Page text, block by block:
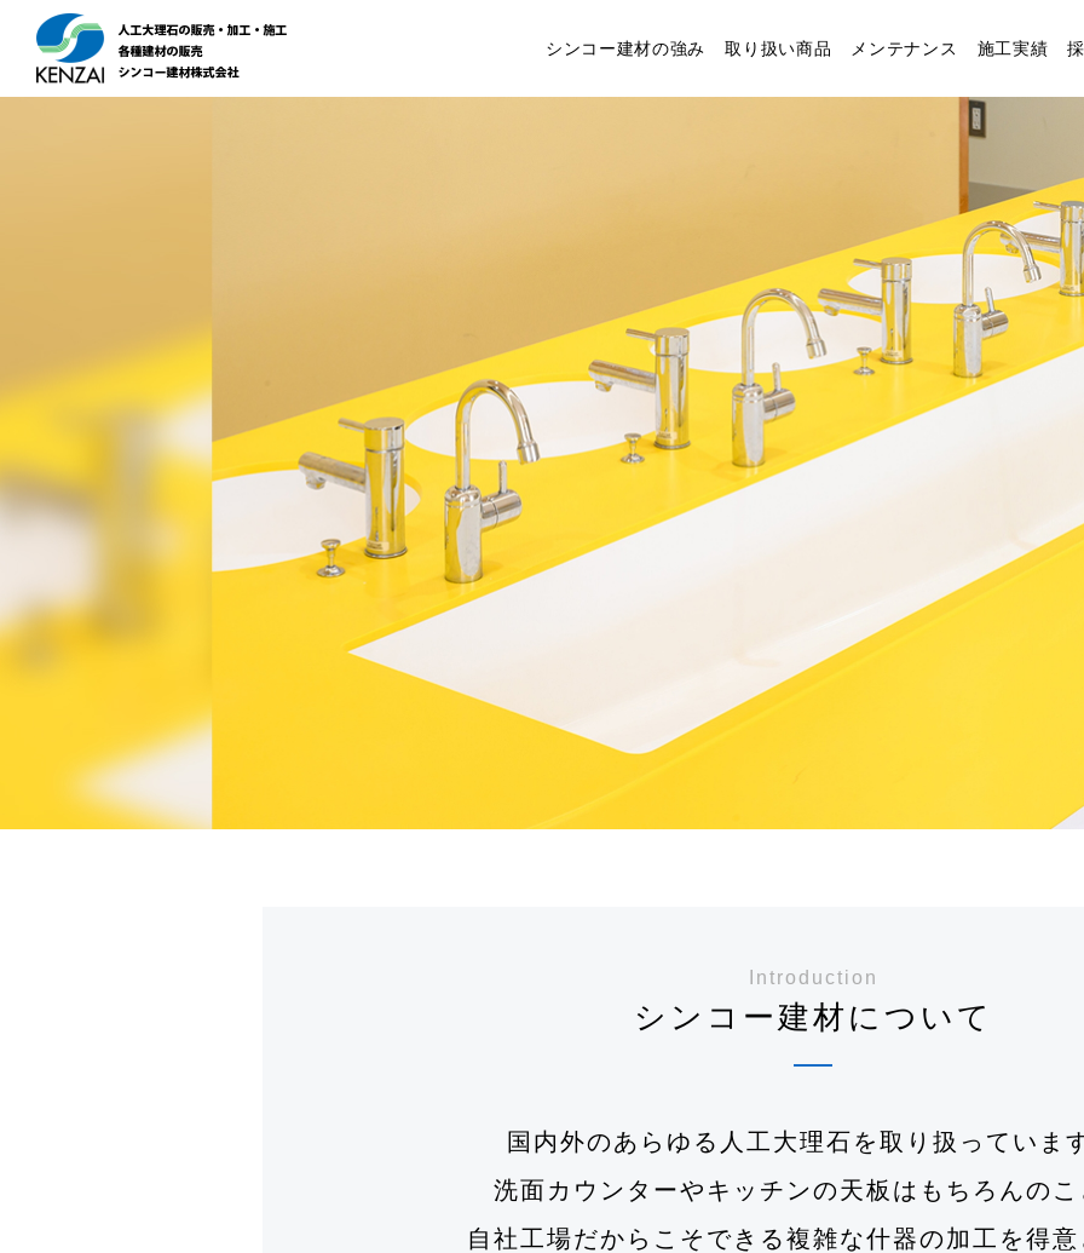
シンコー建材の強み 取り扱い商品 メンテナンス 施工実績
Introduction
シンコー建材について
国内外のあらゆる人工大理石を取り扱っていま
洗面カウンターやキッチンの天板はもちろんの
自社工場だからこそできる複雑な什器の加工を得